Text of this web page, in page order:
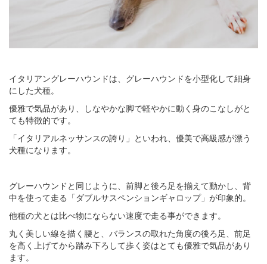
イタリアングレーハウンドは、グレーハウンドを小型化して細身
にした犬種。
優雅で気品があり、しなやかな脚で軽やかに動く身のこなしがと
ても特徴的です。
「イタリアルネッサンスの誇り」といわれ、優美で高級感が漂う
犬種になります。
グレーハウンドと同じように、前脚と後ろ足を揃えて動かし、背
中を使って走る「ダブルサスペンションギャロップ」が印象的。
他種の犬とは比べ物にならない速度で走る事ができます。
丸く美しい線を描く腰と、バランスの取れた角度の後ろ足、前足
を高く上げてから踏み下ろして歩く姿はとても優雅で気品があり
ます。